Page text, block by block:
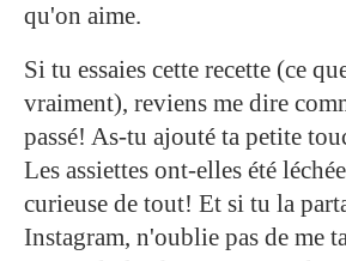
qu'on aime.
Si tu essaies cette recette (ce
vraiment), reviens me dire
passé! As-tu ajouté ta petite
Les assiettes ont-elles été
curieuse de tout! Et si tu la
Instagram, n'oublie pas de me